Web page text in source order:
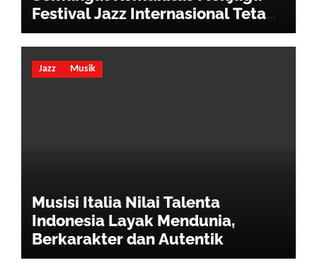
Festival Jazz Internasional Tetap
Hidup
Jazz Musik
Musisi Italia Nilai Talenta
Indonesia Layak Mendunia,
Berkarakter dan Autentik